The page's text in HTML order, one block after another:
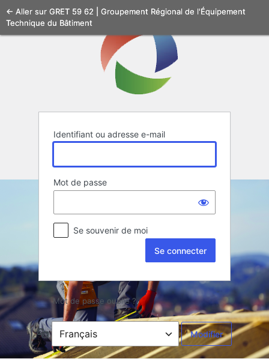
Se
connecter
Identifiant ou adresse e-mail
Mot de passe
Se souvenir de moi
Mot de passe oublié ?
← Aller sur GRET 59 62 | Groupement Régional de l'Équipement
Technique du Bâtiment
Langue